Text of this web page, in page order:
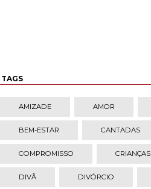
TAGS
AMIZADE AMOR
BEM-ESTAR CANTADAS
COMPROMISSO CRIANÇAS
DIVÃ DIVÓRCIO